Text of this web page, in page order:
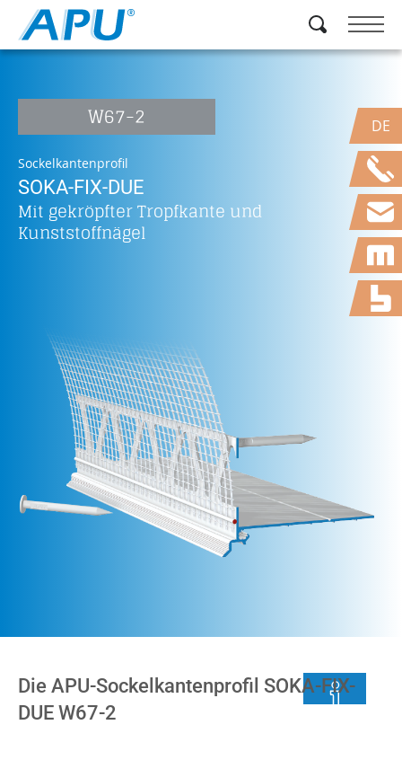
W67-2
Sockelkantenprofil
SOKA-FIX-DUE
Mit gekröpfter Tropfkante und
Kunststoffnägel
DE
Die APU-Sockelkantenprofil SOKA-FIX-
DUE W67-2